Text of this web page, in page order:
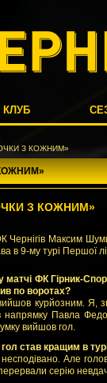
КЛУБ
З КОЖНИМ»
З КОЖНИМ»
Чернігів Максим
в 9-му турі Першої
матчі ФК Гірник-
по воротах?
курйозним. Я,
Павла
вийшов гол.
став кращим в
Але
серію